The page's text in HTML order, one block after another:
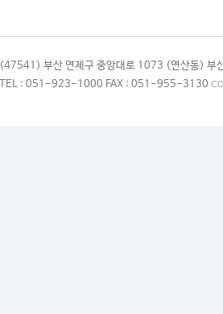
(47541) 부산 연제구 중앙대로 1073 (연산동) 부
TEL : 051-923-1000 FAX : 051-955-3130